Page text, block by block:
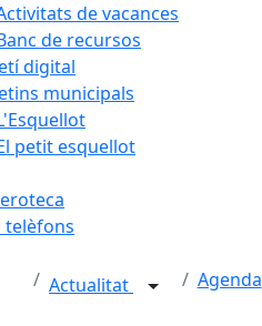
de vacances
de recursos
digital
municipals
petit esquellot
telèfons
Actualitat Agenda